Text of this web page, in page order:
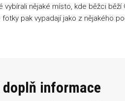
nějaké místo, kde běžci běží
pak vypadají jako z nějakého
doplň informace